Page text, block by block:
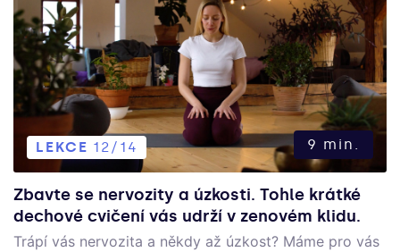
LEKCE 12/14 9 min.
Zbavte se nervozity a úzkosti. Tohle krátké
dechové cvičení vás udrží v zenovém klidu.
Trápí vás nervozita a někdy až úzkost? Máme pro vás